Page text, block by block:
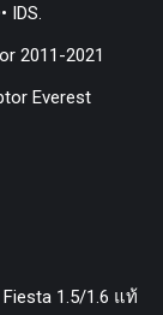
IDS.
2011-2021
Everest
1.5/1.6 แท้